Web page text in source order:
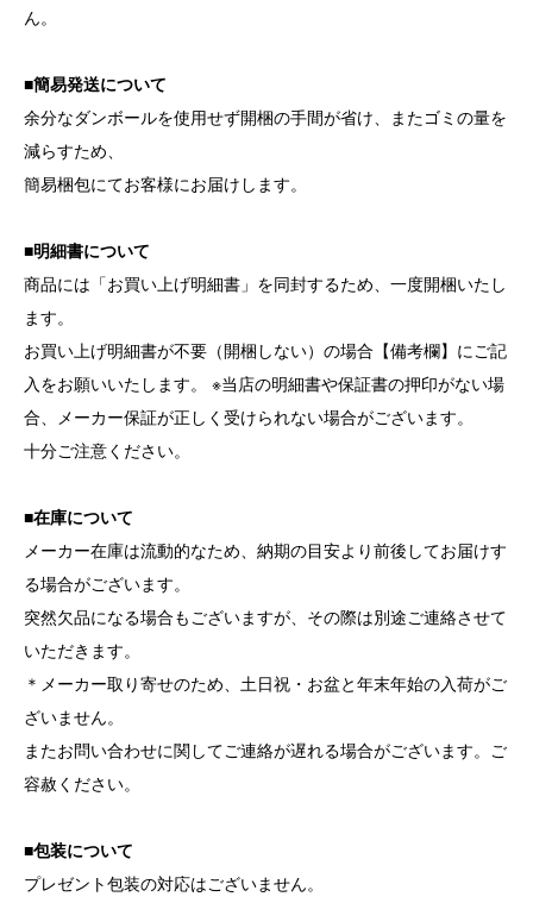
ん。
■簡易発送について
余分なダンボールを使用せず開梱の手間が省け、またゴミの量を
減らすため、
簡易梱包にてお客様にお届けします。
■明細書について
商品には「お買い上げ明細書」を同封するため、一度開梱いたし
ます。
お買い上げ明細書が不要（開梱しない）の場合【備考欄】にご記
入をお願いいたします。 ※当店の明細書や保証書の押印がない場
合、メーカー保証が正しく受けられない場合がございます。
十分ご注意ください。
■在庫について
メーカー在庫は流動的なため、納期の目安より前後してお届けす
る場合がございます。
突然欠品になる場合もございますが、その際は別途ご連絡させて
いただきます。
＊メーカー取り寄せのため、土日祝・お盆と年末年始の入荷がご
ざいません。
またお問い合わせに関してご連絡が遅れる場合がございます。ご
容赦ください。
■包装について
プレゼント包装の対応はございません。